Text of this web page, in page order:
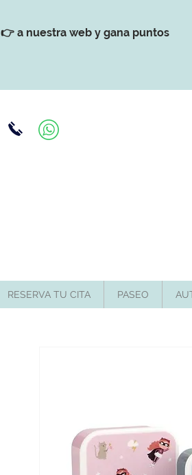
👉 a nuestra web y gana puntos
RESERVA TU CITA PASEO